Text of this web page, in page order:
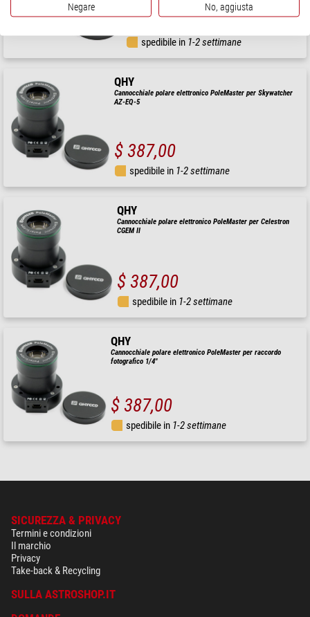
$ 387,00
spedibile in 1-2 settimane
QHY
Cannocchiale polare elettronico PoleMaster per Skywatcher
AZ-EQ-5
$ 387,00
spedibile in 1-2 settimane
QHY
Cannocchiale polare elettronico PoleMaster per Celestron
CGEM II
$ 387,00
spedibile in 1-2 settimane
QHY
Cannocchiale polare elettronico PoleMaster per raccordo
fotografico 1/4"
$ 387,00
spedibile in 1-2 settimane
SICUREZZA & PRIVACY
Termini e condizioni
Il marchio
Privacy
Take-back & Recycling
SULLA ASTROSHOP.IT
Negare No, aggiusta